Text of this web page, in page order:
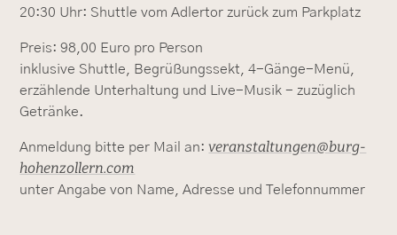
20:30 Uhr: Shuttle vom Adlertor zurück zum Parkplatz
Preis: 98,00 Euro pro Person
inklusive Shuttle, Begrüßungssekt, 4-Gänge-Menü,
erzählende Unterhaltung und Live-Musik - zuzüglich
Getränke.
Anmeldung bitte per Mail an:veranstaltungen@burg-
hohenzollern.com
unter Angabe von Name, Adresse und Telefonnummer